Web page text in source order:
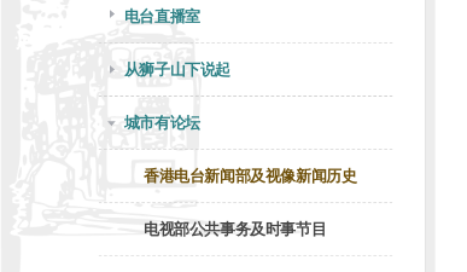
电台直播室
从狮子山下说起
城市有论坛
香港电台新闻部及视像新闻历史
电视部公共事务及时事节目